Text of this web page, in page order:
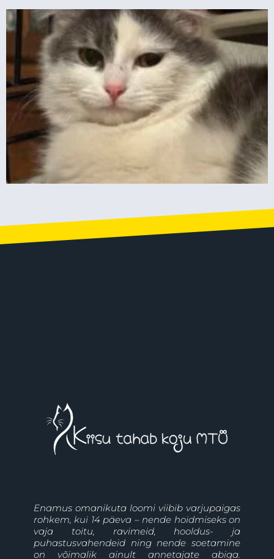
Enamus omanikuta loomi viibib varjupaigas
rohkem, kui 14 päeva – nende hoidmiseks on
vaja toitu, ravimeid, hooldus- ja
puhastusvahendeid ning nende soetamine
on võimalik ainult annetajate abiga.